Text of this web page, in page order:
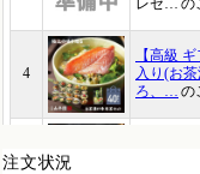
注文状況